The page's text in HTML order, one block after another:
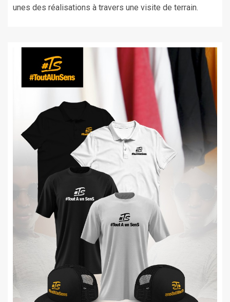
unes des réalisations à travers une visite de terrain.